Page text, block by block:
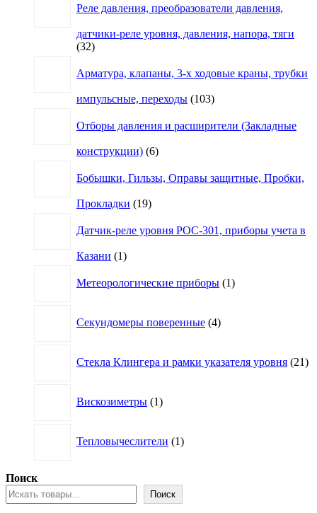
Реле давления, преобразователи давления,
датчики-реле уровня, давления, напора, тяги
3232
Арматура, клапаны, 3-х ходовые краны, трубки
импульсные, переходы 103103
Отборы давления и расширители (Закладные
конструкции) 66
Бобышки, Гильзы, Оправы защитные, Пробки,
Прокладки 1919
Датчик-реле уровня РОС-301, приборы учета в
Казани 11
Метеорологические приборы 1товар
Секундомеры поверенные 4товара
Стекла Клингера и рамки указателя уровня 21
Вискозиметры 1товар
Тепловычеслители 1товар
Поиск
Поиск